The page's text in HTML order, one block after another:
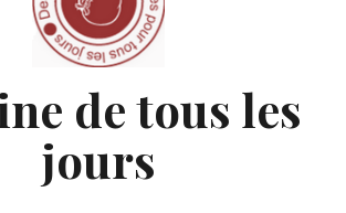
de tous les
jours